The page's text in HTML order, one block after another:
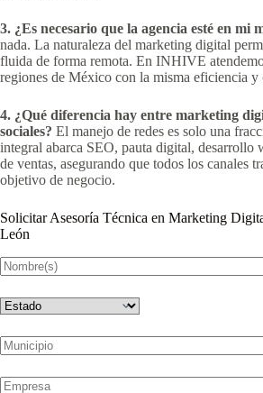
3. ¿Es necesario que la agencia esté en mi
nada. La naturaleza del marketing digital
fluida de forma remota. En INHIVE
regiones de México con la misma eficiencia y
4. ¿Qué diferencia hay entre marketing
sociales? El manejo de redes es solo una
integral abarca SEO, pauta digital, desarrollo
de ventas, asegurando que todos los canales
objetivo de negocio.
Solicitar Asesoría Técnica en Marketing
León